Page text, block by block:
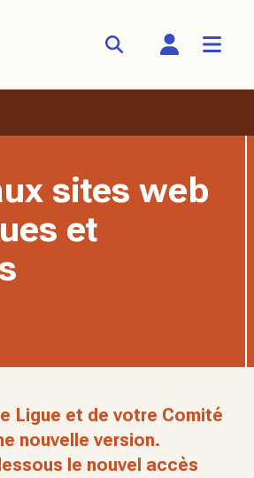
sites web
et
Ligue et de votre Comité
nouvelle version.
le nouvel accès